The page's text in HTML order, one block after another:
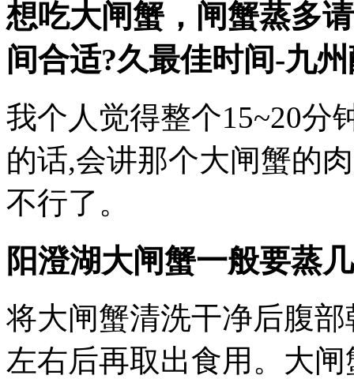
想吃大闸蟹，闸蟹蒸多
间合适?久最佳时间-九
我个人觉得整个15~20分
的话,会讲那个大闸蟹的
不行了。
阳澄湖大闸蟹一般要蒸
将大闸蟹清洗干净后腹
左右后再取出食用。大